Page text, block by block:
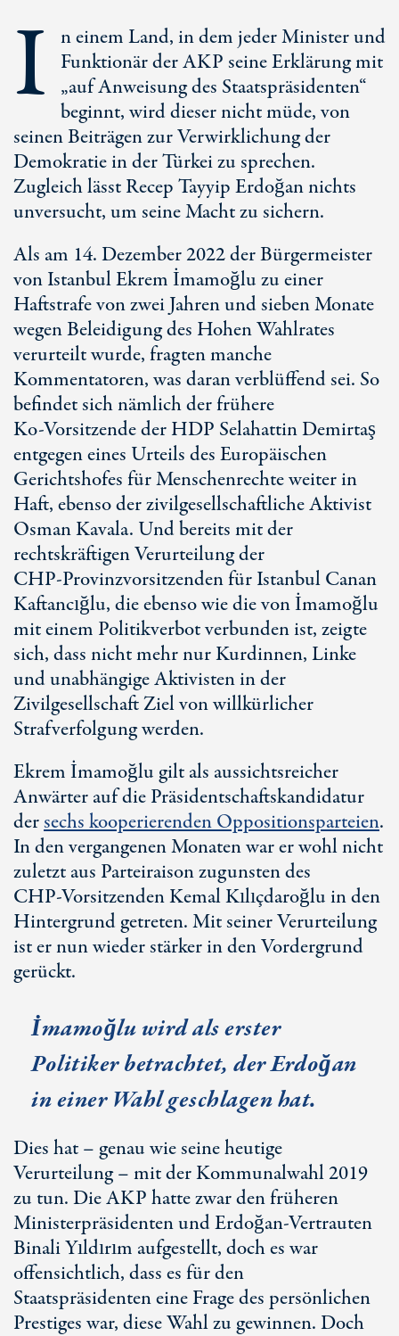
I n einem Land, in dem jeder Minister und
Funktionär der AKP seine Erklärung mit
„auf Anweisung des Staatspräsidenten“
beginnt, wird dieser nicht müde, von
seinen Beiträgen zur Verwirklichung der
Demokratie in der Türkei zu sprechen.
Zugleich lässt Recep Tayyip Erdoğan nichts
unversucht, um seine Macht zu sichern.
Als am 14. Dezember2022 der Bürgermeister
von Istanbul Ekrem İmamoğlu zu einer
Haftstrafe von zwei Jahren und sieben Monate
wegen Beleidigung des Hohen Wahlrates
verurteilt wurde, fragten manche
Kommentatoren, was daran verblüffend sei. So
befindet sich nämlich der frühere
Ko-Vorsitzendeder HDP Selahattin Demirtaş
entgegen eines Urteils des Europäischen
Gerichtshofes für Menschenrechte weiter in
Haft, ebenso der zivilgesellschaftliche Aktivist
Osman Kavala. Und bereits mit der
rechtskräftigen Verurteilung der
CHP-Provinzvorsitzendenfür Istanbul Canan
Kaftancığlu, die ebenso wie die von İmamoğlu
mit einem Politikverbot verbunden ist, zeigte
sich, dass nicht mehr nur Kurdinnen, Linke
und unabhängige Aktivisten in der
Zivilgesellschaft Ziel von willkürlicher
Strafverfolgung werden.
Ekrem İmamoğlu gilt als aussichtsreicher
Anwärter auf die Präsidentschaftskandidatur
dersechs kooperierenden Oppositionsparteien.
In den vergangenen Monaten war er wohl nicht
zuletzt aus Parteiraison zugunsten des
CHP-VorsitzendenKemal Kılıçdaroğlu in den
Hintergrund getreten. Mit seiner Verurteilung
ist er nun wieder stärker in den Vordergrund
gerückt.
İmamoğlu wird als erster
Politiker betrachtet, der Erdoğan
in einer Wahl geschlagen hat.
Dies hat – genau wie seine heutige
Verurteilung – mit der Kommunalwahl 2019
zu tun. Die AKP hatte zwar den früheren
Ministerpräsidenten und Erdoğan-Vertrauten
Binali Yıldırım aufgestellt, doch es war
offensichtlich, dass es für den
Staatspräsidenten eine Frage des persönlichen
Prestiges war, diese Wahl zu gewinnen. Doch